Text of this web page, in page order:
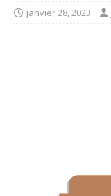
janvier 28, 2023